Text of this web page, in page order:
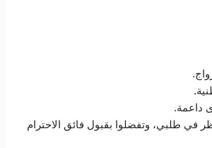
داعمة.
في طلبي، وتفضلوا بقبول فائق الاحترام